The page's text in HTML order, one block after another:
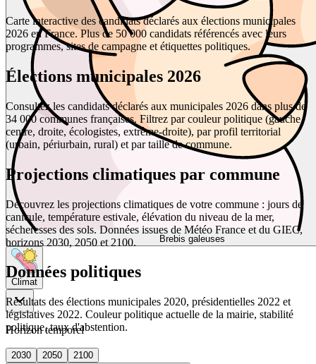
Brebis galeuses
Climat
Horizon temporel
2030 2050
2100
Carte interactive des candidats déclarés aux élections municipales
2026 en France. Plus de 50 000 candidats référencés avec leurs
programmes, sites de campagne et étiquettes politiques.
Élections municipales 2026
Consultez les candidats déclarés aux municipales 2026 dans plus de
34 000 communes françaises. Filtrez par couleur politique (gauche,
centre, droite, écologistes, extrême-droite), par profil territorial
(urbain, périurbain, rural) et par taille de commune.
Projections climatiques par commune
Découvrez les projections climatiques de votre commune : jours de
canicule, température estivale, élévation du niveau de la mer,
sécheresses des sols. Données issues de Météo France et du GIEC,
horizons 2030, 2050 et 2100.
Données politiques
Résultats des élections municipales 2020, présidentielles 2022 et
législatives 2022. Couleur politique actuelle de la mairie, stabilité
politique, taux d'abstention.